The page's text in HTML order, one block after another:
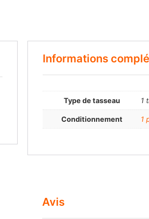
Informations
Type de tasseau 1
Conditionnement 1
Avis